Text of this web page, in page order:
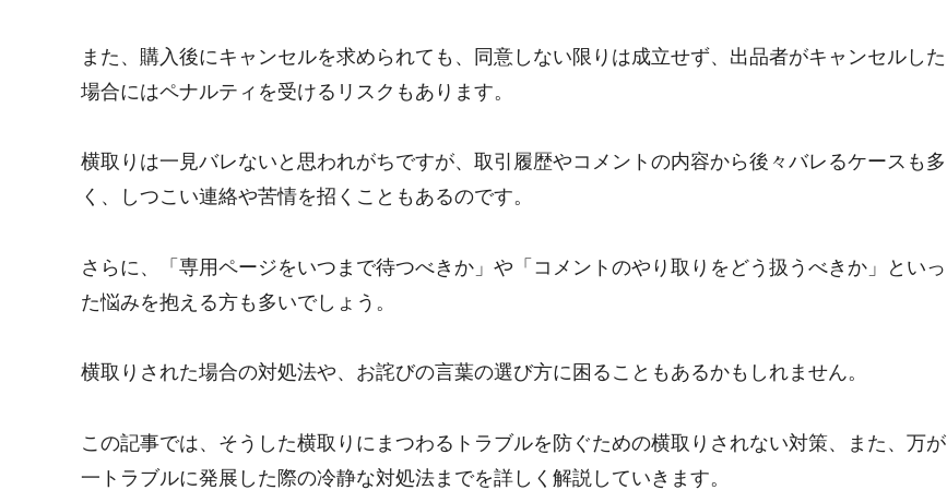
また、購入後にキャンセルを求められても、同意しない限りは成立せず、出品者がキャンセルした
場合にはペナルティを受けるリスクもあります。
横取りは一見バレないと思われがちですが、取引履歴やコメントの内容から後々バレるケースも多
く、しつこい連絡や苦情を招くこともあるのです。
さらに、「専用ページをいつまで待つべきか」や「コメントのやり取りをどう扱うべきか」といっ
た悩みを抱える方も多いでしょう。
横取りされた場合の対処法や、お詫びの言葉の選び方に困ることもあるかもしれません。
この記事では、そうした横取りにまつわるトラブルを防ぐための横取りされない対策、また、万が
一トラブルに発展した際の冷静な対処法までを詳しく解説していきます。